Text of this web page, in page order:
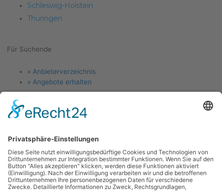
Schleswig-Holstein
Thüringen
Für Suchende
Menu
» Anbieterverzeichnis
» Angebote erhalten
Für Anlagenbauer
» Angebotsanfragen
Links
Menu Kontakt
News